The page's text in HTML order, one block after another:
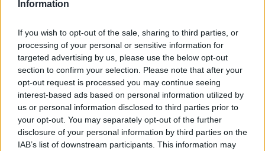
Information
If you wish to opt-out of the sale, sharing to third parties, or
processing of your personal or sensitive information for
targeted advertising by us, please use the below opt-out
section to confirm your selection. Please note that after your
opt-out request is processed you may continue seeing
interest-based ads based on personal information utilized by
us or personal information disclosed to third parties prior to
your opt-out. You may separately opt-out of the further
disclosure of your personal information by third parties on the
IAB’s list of downstream participants. This information may
Χούθι, το «άλυτο πρόβλημα» της Μέσης
Ανατολής: Γιατί χίλια πλήγματα δεν ήταν αρκετά
για να τους σταματήσουν
09.08.2026, 13:59
Οι τελευταίες μέρες της 49χρονης
TikToker που διαγνώστηκε με
Αλτσχάιμερ και επέλεξε την ιατρικώς
υποβοηθούμενη αυτοκτονία